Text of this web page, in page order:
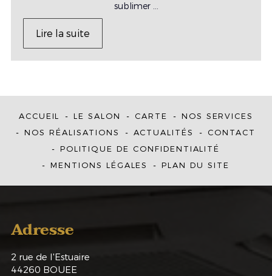
sublimer ...
Lire la suite
ACCUEIL LE SALON CARTE
NOS SERVICES
NOS RÉALISATIONS
ACTUALITÉS
CONTACT
POLITIQUE DE CONFIDENTIALITÉ
MENTIONS LÉGALES
PLAN DU SITE
Adresse
2 rue de l'Estuaire
44260 BOUEE